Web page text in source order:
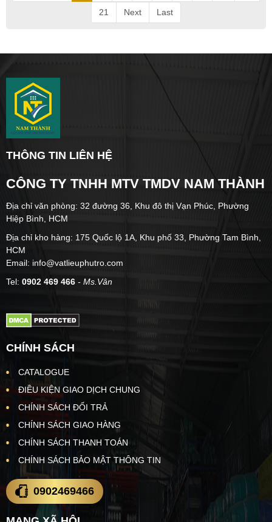
21 Next Last
THÔNG TIN LIÊN HỆ
CÔNG TY TNHH MTV TMDV NAM THÀNH
Địa chỉ văn phòng: 32 đường 36, Khu đô thị Vạn Phúc, Phường
Hiệp Bình, HCM
Địa chỉ kho hàng: 175 Quốc lộ 1A, Khu phố 33, Phường Tam Bình,
HCM
Email: info@vatlieuphutro.com
Tel: 0902 469 466 - Ms.Vân
CHÍNH SÁCH
CATALOGUE
ĐIỀU KIỆN GIAO DỊCH CHUNG
CHÍNH SÁCH ĐỔI TRẢ
CHÍNH SÁCH GIAO HÀNG
CHÍNH SÁCH THANH TOÁN
CHÍNH SÁCH BẢO MẬT THÔNG TIN
0902469466